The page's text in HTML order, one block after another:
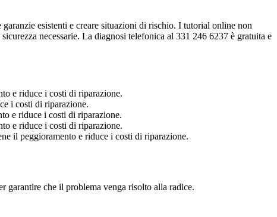
esistenti e creare situazioni di rischio. I tutorial online non
necessarie. La diagnosi telefonica al 331 246 6237 è gratuita e
e riduce i costi di riparazione.
i costi di riparazione.
e riduce i costi di riparazione.
e riduce i costi di riparazione.
il peggioramento e riduce i costi di riparazione.
che il problema venga risolto alla radice.